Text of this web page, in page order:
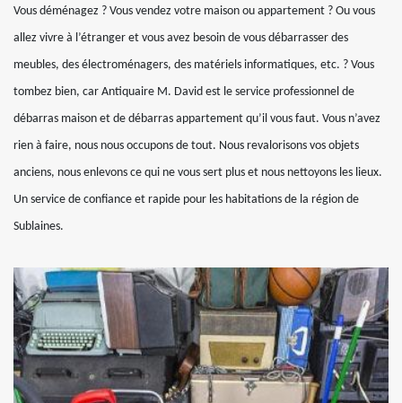
Vous déménagez ? Vous vendez votre maison ou appartement ? Ou vous
allez vivre à l’étranger et vous avez besoin de vous débarrasser des
meubles, des électroménagers, des matériels informatiques, etc. ? Vous
tombez bien, car Antiquaire M. David est le service professionnel de
débarras maison et de débarras appartement qu’il vous faut. Vous n’avez
rien à faire, nous nous occupons de tout. Nous revalorisons vos objets
anciens, nous enlevons ce qui ne vous sert plus et nous nettoyons les lieux.
Un service de confiance et rapide pour les habitations de la région de
Sublaines.